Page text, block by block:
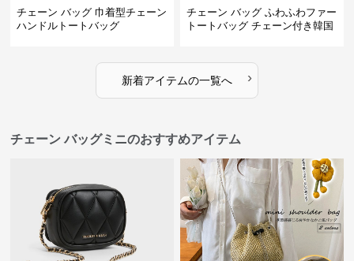
チェーン バッグ 巾着型チェーン
ハンドルトートバッグ
チェーン バッグ ふわふわファー
トートバッグ チェーン付き韓国
新着アイテムの一覧へ ›
チェーン バッグミニのおすすめアイテム